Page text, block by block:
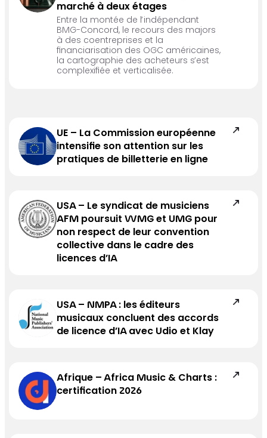
marché à deux étages
Entre la montée de l’indépendant
BMG-Concord, le recours des majors
à des coentreprises et la
financiarisation des OGC américaines,
la cartographie des acheteurs s’est
complexifiée et verticalisée.
UE – La Commission européenne
intensifie son attention sur les
pratiques de billetterie en ligne
USA – Le syndicat de musiciens
AFM poursuit WMG et UMG pour
non respect de leur convention
collective dans le cadre des
licences d’IA
USA – NMPA : les éditeurs
musicaux concluent des accords
de licence d’IA avec Udio et Klay
Afrique – Africa Music & Charts :
certification 2026